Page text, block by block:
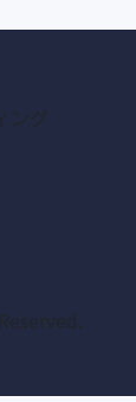
ング